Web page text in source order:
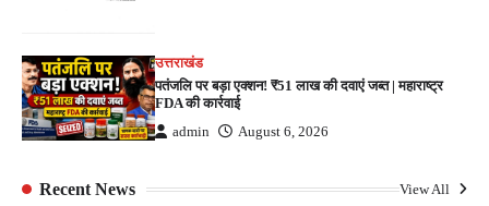
उत्तराखंड
पतंजलि पर बड़ा एक्शन! ₹51 लाख की दवाएं जब्त | महाराष्ट्र
FDA की कार्रवाई
admin August 6, 2026
Recent News View All